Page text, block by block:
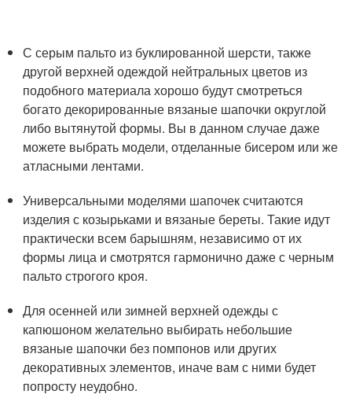
С серым пальто из буклированной шерсти, также
другой верхней одеждой нейтральных цветов из
подобного материала хорошо будут смотреться
богато декорированные вязаные шапочки округлой
либо вытянутой формы. Вы в данном случае даже
можете выбрать модели, отделанные бисером или же
атласными лентами.
Универсальными моделями шапочек считаются
изделия с козырьками и вязаные береты. Такие идут
практически всем барышням, независимо от их
формы лица и смотрятся гармонично даже с черным
пальто строгого кроя.
Для осенней или зимней верхней одежды с
капюшоном желательно выбирать небольшие
вязаные шапочки без помпонов или других
декоративных элементов, иначе вам с ними будет
попросту неудобно.